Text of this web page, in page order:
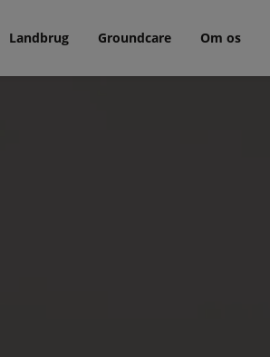
Landbrug Groundcare Om os